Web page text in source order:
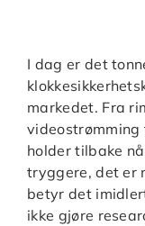
I dag er det
markedet. Fra
videostrømming
holder tilbake
tryggere, det er
betyr det
ikke gjøre